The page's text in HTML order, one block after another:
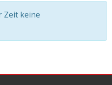
Zeit keine